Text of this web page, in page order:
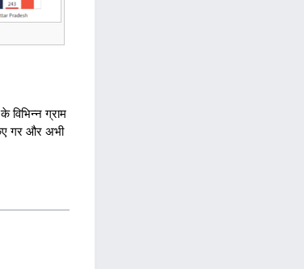
विभिन्न ग्राम
गर और अभी